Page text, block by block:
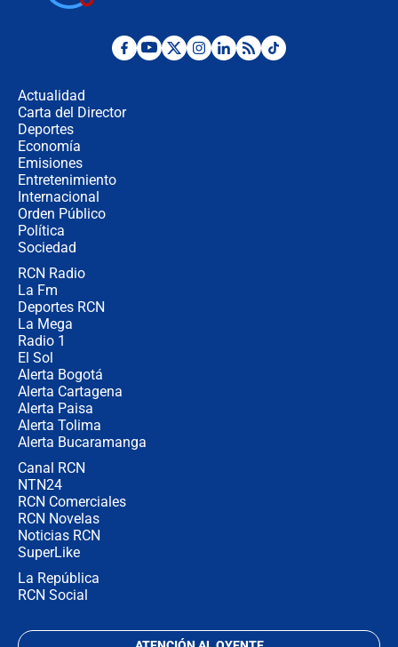
Desde dermatitis hasta infecciones:
Actualidad
Carta del Director
Deportes
Economía
Emisiones
Entretenimiento
Internacional
Orden Público
Política
Sociedad
RCN Radio
La Fm
Deportes RCN
La Mega
Radio 1
El Sol
Alerta Bogotá
Alerta Cartagena
Alerta Paisa
Alerta Tolima
Alerta Bucaramanga
Canal RCN
NTN24
RCN Comerciales
RCN Novelas
Noticias RCN
SuperLike
La República
RCN Social